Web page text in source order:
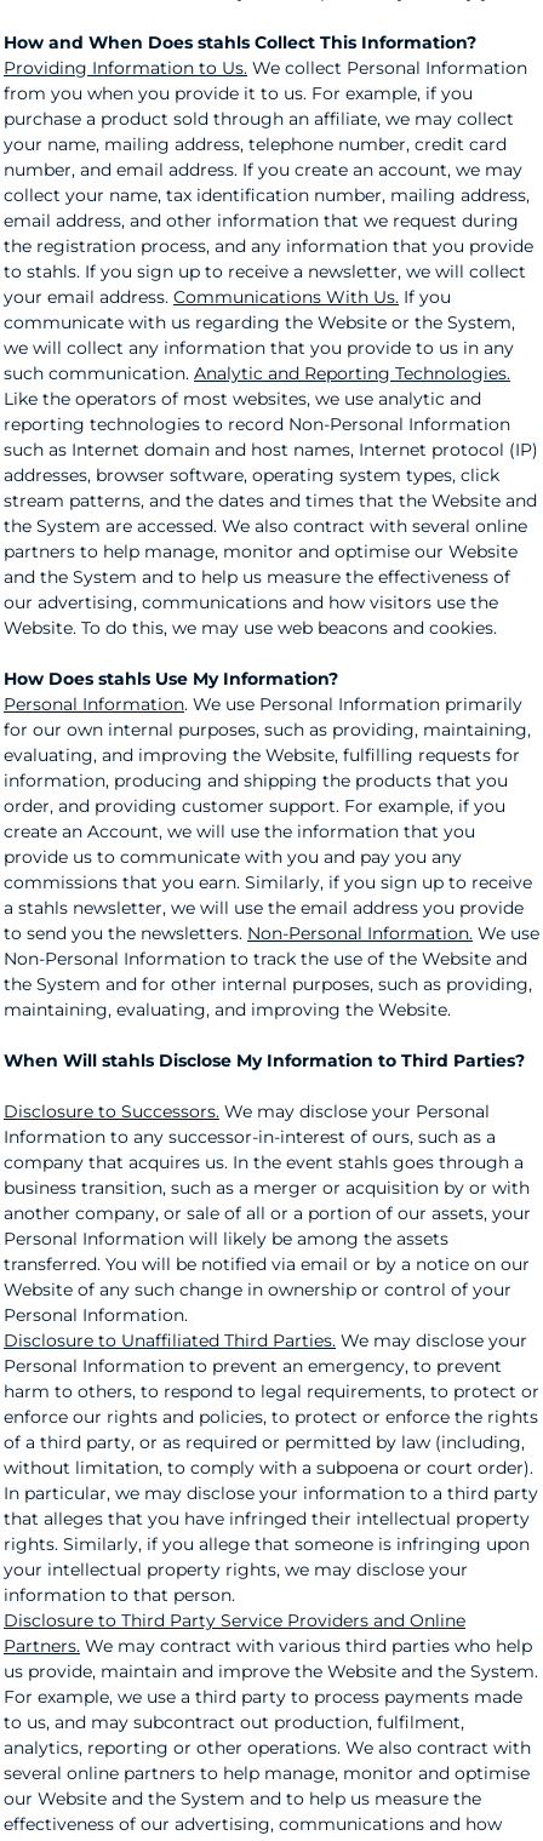
How and When Does stahls Collect This Information?
Providing Information to Us. We collect Personal Information
from you when you provide it to us. For example, if you
purchase a product sold through an affiliate, we may collect
your name, mailing address, telephone number, credit card
number, and email address. If you create an account, we may
collect your name, tax identification number, mailing address,
email address, and other information that we request during
the registration process, and any information that you provide
to stahls. If you sign up to receive a newsletter, we will collect
your email address. Communications With Us. If you
communicate with us regarding the Website or the System,
we will collect any information that you provide to us in any
such communication. Analytic and Reporting Technologies.
Like the operators of most websites, we use analytic and
reporting technologies to record Non-Personal Information
such as Internet domain and host names, Internet protocol (IP)
addresses, browser software, operating system types, click
stream patterns, and the dates and times that the Website and
the System are accessed. We also contract with several online
partners to help manage, monitor and optimise our Website
and the System and to help us measure the effectiveness of
our advertising, communications and how visitors use the
Website. To do this, we may use web beacons and cookies.
How Does stahls Use My Information?
Personal Information. We use Personal Information primarily
for our own internal purposes, such as providing, maintaining,
evaluating, and improving the Website, fulfilling requests for
information, producing and shipping the products that you
order, and providing customer support. For example, if you
create an Account, we will use the information that you
provide us to communicate with you and pay you any
commissions that you earn. Similarly, if you sign up to receive
a stahls newsletter, we will use the email address you provide
to send you the newsletters. Non-Personal Information. We use
Non-Personal Information to track the use of the Website and
the System and for other internal purposes, such as providing,
maintaining, evaluating, and improving the Website.
When Will stahls Disclose My Information to Third Parties?
Disclosure to Successors. We may disclose your Personal
Information to any successor-in-interest of ours, such as a
company that acquires us. In the event stahls goes through a
business transition, such as a merger or acquisition by or with
another company, or sale of all or a portion of our assets, your
Personal Information will likely be among the assets
transferred. You will be notified via email or by a notice on our
Website of any such change in ownership or control of your
Personal Information.
Disclosure to Unaffiliated Third Parties. We may disclose your
Personal Information to prevent an emergency, to prevent
harm to others, to respond to legal requirements, to protect or
enforce our rights and policies, to protect or enforce the rights
of a third party, or as required or permitted by law (including,
without limitation, to comply with a subpoena or court order).
In particular, we may disclose your information to a third party
that alleges that you have infringed their intellectual property
rights. Similarly, if you allege that someone is infringing upon
your intellectual property rights, we may disclose your
information to that person.
Disclosure to Third Party Service Providers and Online
Partners. We may contract with various third parties who help
us provide, maintain and improve the Website and the System.
For example, we use a third party to process payments made
to us, and may subcontract out production, fulfilment,
analytics, reporting or other operations. We also contract with
several online partners to help manage, monitor and optimise
our Website and the System and to help us measure the
effectiveness of our advertising, communications and how